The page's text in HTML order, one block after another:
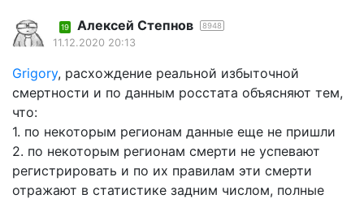
19 Алексей Степнов 8948
11.12.2020 20:13
Grigory, расхождение реальной избыточной
смертности и по данным росстата объясняют тем,
что:
1. по некоторым регионам данные еще не пришли
2. по некоторым регионам смерти не успевают
регистрировать и по их правилам эти смерти
отражают в статистике задним числом, полные